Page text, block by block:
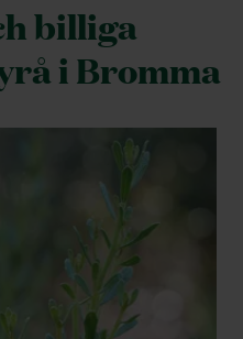
billiga
i Bromma